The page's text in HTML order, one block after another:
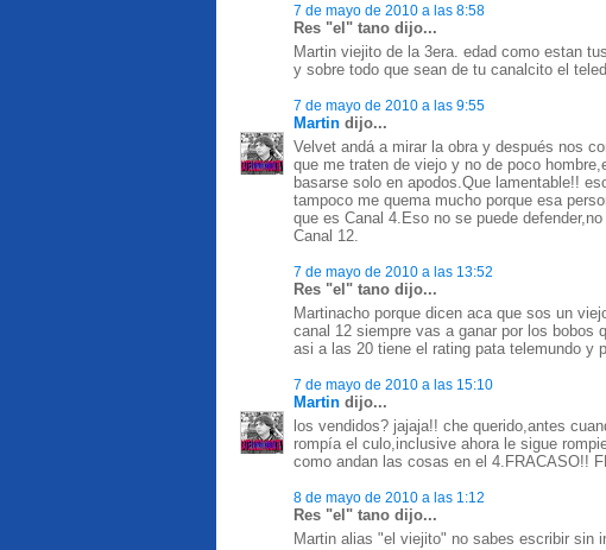
7 de mayo de 2010 a las 8:58
Res "el" tano dijo...
Martin viejito de la 3era. edad como estan
y sobre todo que sean de tu canalcito el
7 de mayo de 2010 a las 9:55
Martin dijo...
Velvet andá a mirar la obra y después nos
que me traten de viejo y no de poco
basarse solo en apodos.Que lamentable!!
tampoco me quema mucho porque esa
que es Canal 4.Eso no se puede
Canal 12.
7 de mayo de 2010 a las 13:52
Res "el" tano dijo...
Martinacho porque dicen aca que sos un
canal 12 siempre vas a ganar por los bobos
asi a las 20 tiene el rating pata telemundo y
7 de mayo de 2010 a las 15:10
Martin dijo...
los vendidos? jajaja!! che querido,antes
rompía el culo,inclusive ahora le sigue
como andan las cosas en el 4.FRACASO!!
8 de mayo de 2010 a las 1:12
Res "el" tano dijo...
Martin alias "el viejito" no sabes escribir sin